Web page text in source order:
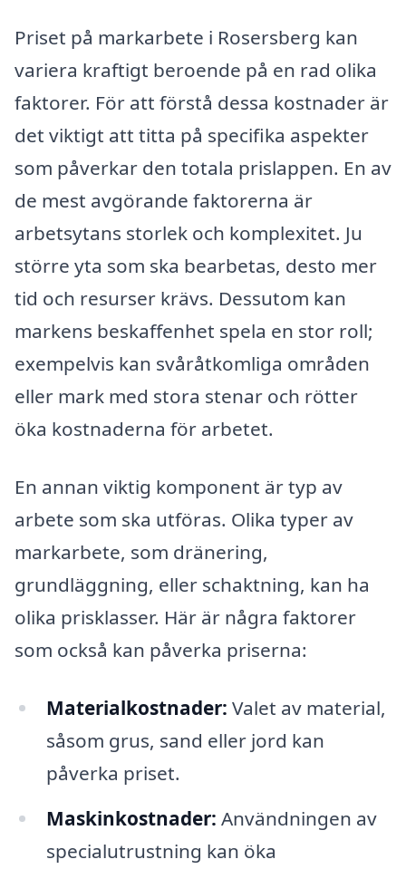
Priset på markarbete i Rosersberg kan
variera kraftigt beroende på en rad olika
faktorer. För att förstå dessa kostnader är
det viktigt att titta på specifika aspekter
som påverkar den totala prislappen. En av
de mest avgörande faktorerna är
arbetsytans storlek och komplexitet. Ju
större yta som ska bearbetas, desto mer
tid och resurser krävs. Dessutom kan
markens beskaffenhet spela en stor roll;
exempelvis kan svåråtkomliga områden
eller mark med stora stenar och rötter
öka kostnaderna för arbetet.
En annan viktig komponent är typ av
arbete som ska utföras. Olika typer av
markarbete, som dränering,
grundläggning, eller schaktning, kan ha
olika prisklasser. Här är några faktorer
som också kan påverka priserna:
Materialkostnader: Valet av material,
såsom grus, sand eller jord kan
påverka priset.
Maskinkostnader: Användningen av
specialutrustning kan öka